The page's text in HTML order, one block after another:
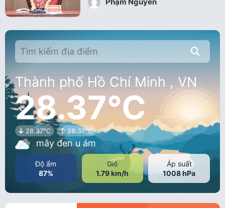
Thành phố Hồ Chí Minh , VN
28.37°C
28.37°C 28.37°C
mây đen u ám
Độ ẩm
87%
Gió
1.79 km/h
Áp suất
1008 hPa